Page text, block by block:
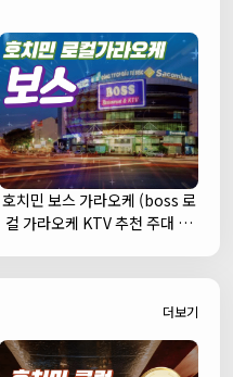
호치민 보스 가라오케 (boss 로
컬 가라오케 KTV 추천 주대 예
더보기